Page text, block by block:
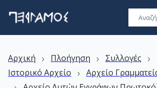
Αρχική › Πλοήγηση › Συλλογές ›
Ιστορικό Αρχείο › Αρχείο